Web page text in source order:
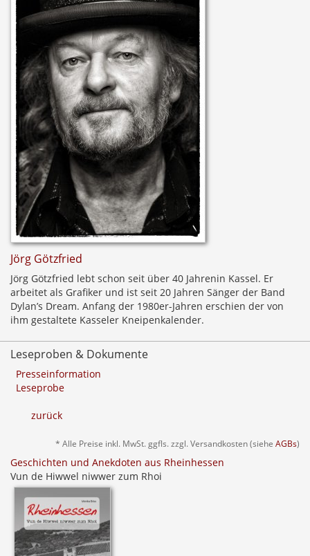
Jörg Götzfried
Jörg Götzfried lebt schon seit über 40 Jahrenin Kassel. Er
arbeitet als Grafiker und ist seit 20 Jahren Sänger der Band
Dylan’s Dream. Anfang der 1980er-Jahren erschien der von
ihm gestaltete Kasseler Kneipenkalender.
Leseproben & Dokumente
Presseinformation
Leseprobe
zurück
* Alle Preise inkl. MwSt. ggfls. zzgl. Versandkosten (siehe AGBs)
Geschichten und Anekdoten aus Rheinhessen
Vun de Hiwwel niwwer zum Rhoi